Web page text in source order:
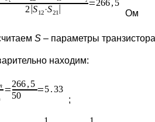
Ом
S – параметры
находим:
;